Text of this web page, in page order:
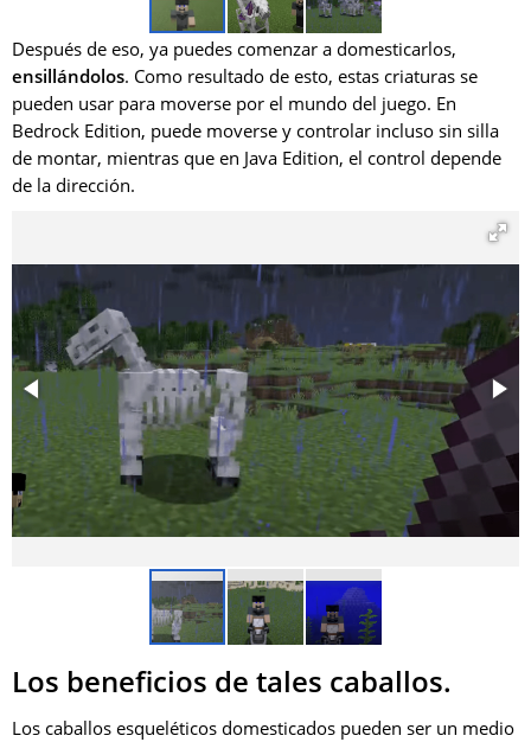
Después de eso, ya puedes comenzar a domesticarlos,
ensillándolos. Como resultado de esto, estas criaturas se
pueden usar para moverse por el mundo del juego. En
Bedrock Edition, puede moverse y controlar incluso sin silla
de montar, mientras que en Java Edition, el control depende
de la dirección.
Los beneficios de tales caballos.
Los caballos esqueléticos domesticados pueden ser un medio